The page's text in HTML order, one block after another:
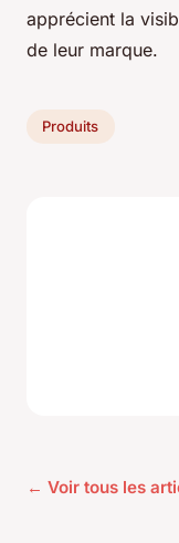
apprécient la
de leur marque.
Produits
← Voir tous les